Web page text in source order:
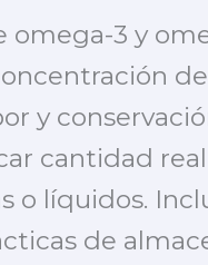
omega-3 y
y
cantidad
o líquidos.
de